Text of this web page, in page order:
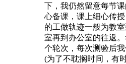
下，我仍然留意每节
心备课，课上细心传
的工做轨迹一般为教
室再到办公室的往返
个轮次，每次测验后
(为了不耽搁时间，有